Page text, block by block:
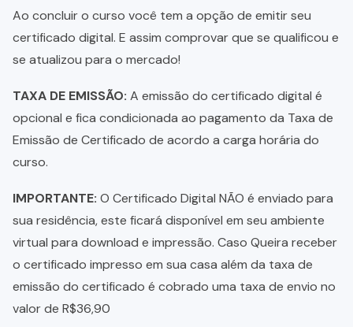
Ao concluir o curso você tem a opção de emitir seu
certificado digital. E assim comprovar que se qualificou e
se atualizou para o mercado!
TAXA DE EMISSÃO: A emissão do certificado digital é
opcional e fica condicionada ao pagamento da Taxa de
Emissão de Certificado de acordo a carga horária do
curso.
IMPORTANTE: O Certificado Digital NÃO é enviado para
sua residência, este ficará disponível em seu ambiente
virtual para download e impressão. Caso Queira receber
o certificado impresso em sua casa além da taxa de
emissão do certificado é cobrado uma taxa de envio no
valor de R$36,90